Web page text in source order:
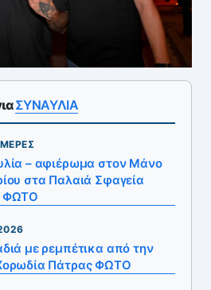
ΣΥΝΑΥΛΙΑ
– αφιέρωμα στον Μάνο
στα Παλαιά Σφαγεία
ΦΩΤΟ
με ρεμπέτικα από την
Πάτρας ΦΩΤΟ